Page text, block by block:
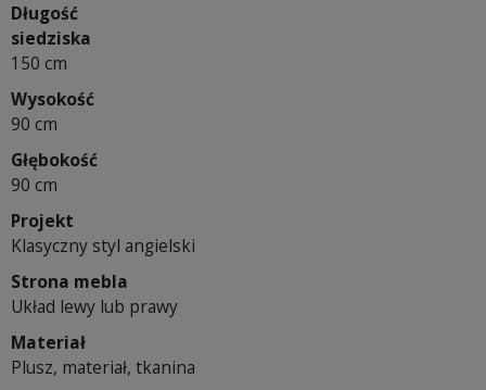
Długość
siedziska
150 cm
Wysokość
90 cm
Głębokość
90 cm
Projekt
Klasyczny styl angielski
Strona mebla
Układ lewy lub prawy
Materiał
Plusz, materiał, tkanina